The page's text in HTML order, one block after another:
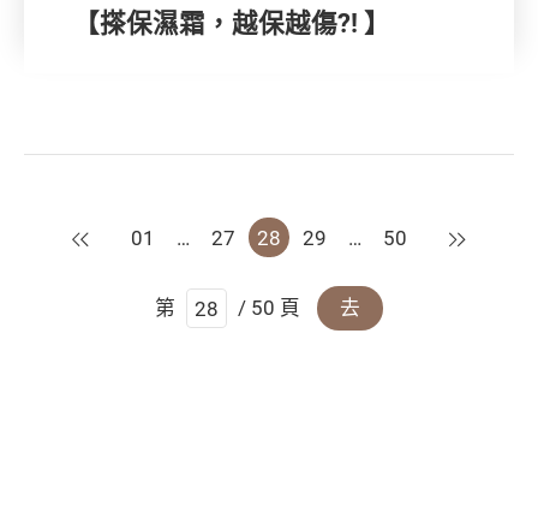
【搽保濕霜，越保越傷?! 】
上一頁
01 … 27 28 29 … 50 下一頁
第 / 50 頁 去